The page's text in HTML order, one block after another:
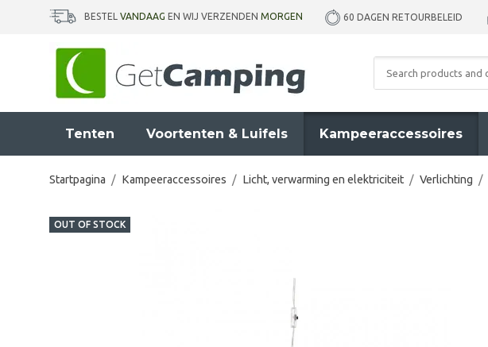
BESTEL VANDAAG EN WIJ VERZENDEN MORGEN 60 DAGEN RETOURBELEID
Tenten Voortenten & Luifels Kampeeraccessoires
Startpagina / Kampeeraccessoires / Licht, verwarming en elektriciteit / Verlichting /
OUT OF STOCK